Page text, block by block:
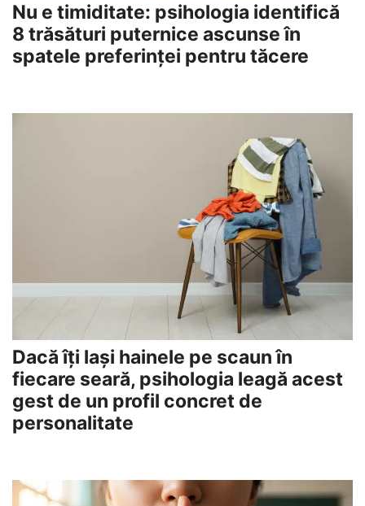
Nu e timiditate: psihologia identifică
8 trăsături puternice ascunse în
spatele preferinței pentru tăcere
Dacă îți lași hainele pe scaun în
fiecare seară, psihologia leagă acest
gest de un profil concret de
personalitate